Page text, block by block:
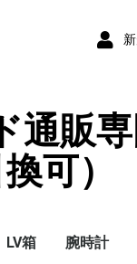
通販
可）
LV箱 腕時計